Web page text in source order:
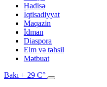
Hadisə
İqtisadiyyat
Maqazin
İdman
Diaspora
Elm və təhsil
Mətbuat
Bakı + 29 C°